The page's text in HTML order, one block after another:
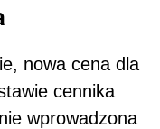
nowa cena dla
cennika
wprowadzona